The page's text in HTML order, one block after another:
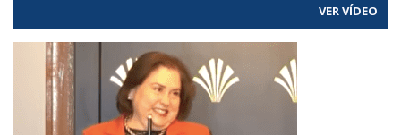
VER VÍDEO